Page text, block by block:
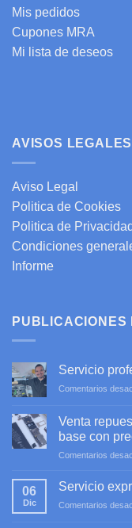
Mis pedidos
Cupones MRA
Mi lista de deseos
AVISOS LEGALES
Aviso Legal
Politica de Cookies
Politica de Privacidad
Condiciones
Informe
PUBLICACIONES
Servicio
Comentarios
Venta
base con
Comentarios
06
Dic
Servicio
Comentarios